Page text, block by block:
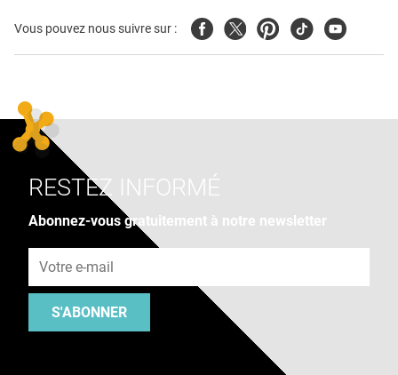
Vous pouvez nous suivre sur : FacebookTwitterPinterest
TiktokYoutube
RESTEZ INFORMÉ
Abonnez-vous gratuitement à notre newsletter
S'ABONNER